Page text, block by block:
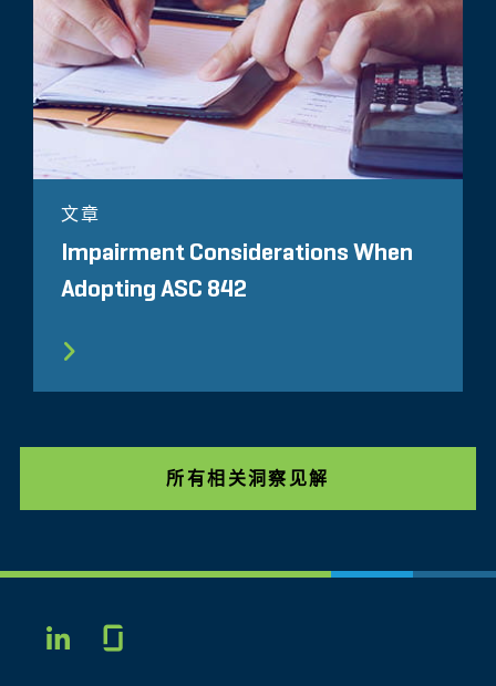
文章
Impairment Considerations When
Adopting ASC 842
所有相关洞察见解
LINKEDIN